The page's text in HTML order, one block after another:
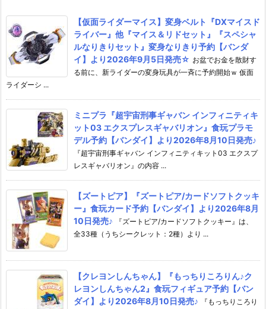
【仮面ライダーマイス】変身ベルト『DXマイスド
ライバー』他『マイス＆リドセット』『スペシャ
ルなりきりセット』変身なりきり予約【バンダ
イ】より2026年9月5日発売☆ お盆でお金を散財す
る前に、新ライダーの変身玩具が一斉に予約開始ｗ 仮面
ライダーシ ...
ミニプラ『超宇宙刑事ギャバン インフィニティキ
ット03 エクスプレスギャバリオン』食玩プラモ
デル予約【バンダイ】より2026年8月10日発売♪
『超宇宙刑事ギャバン インフィニティキット03 エクスプ
レスギャバリオン』の内容 ...
【ズートピア】『ズートピア/カードソフトクッキ
ー』食玩カード予約【バンダイ】より2026年8月
10日発売♪
『ズートピア/カードソフトクッキー』は、
全33種（うちシークレット：2種）より ...
【クレヨンしんちゃん】『もっちりころりん♪ク
レヨンしんちゃん2』食玩フィギュア予約【バン
ダイ】より2026年8月10日発売♪
『もっちりころり